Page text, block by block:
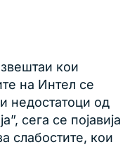
кои
на Интел се
недостатоци од
сега се појавија
слабостите, кои